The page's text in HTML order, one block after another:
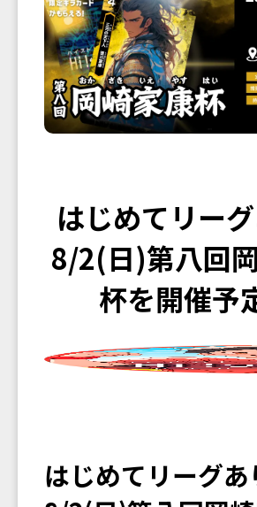
はじめてリー
8/2(日)第八回
杯を開催予
はじめてリーグあ